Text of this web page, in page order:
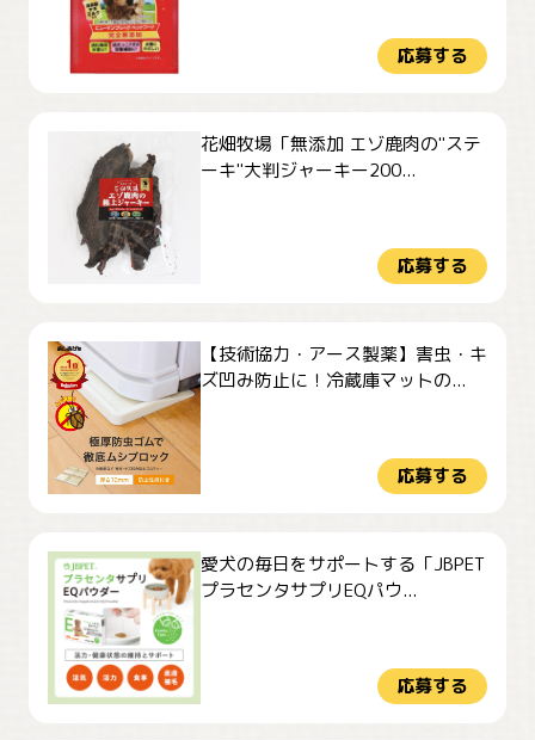
応募する
花畑牧場「無添加 エゾ鹿肉の"ステ
ーキ"大判ジャーキー200...
応募する
【技術協力・アース製薬】害虫・キ
ズ凹み防止に！冷蔵庫マットの...
応募する
愛犬の毎日をサポートする「JBPET
プラセンタサプリEQパウ...
応募する